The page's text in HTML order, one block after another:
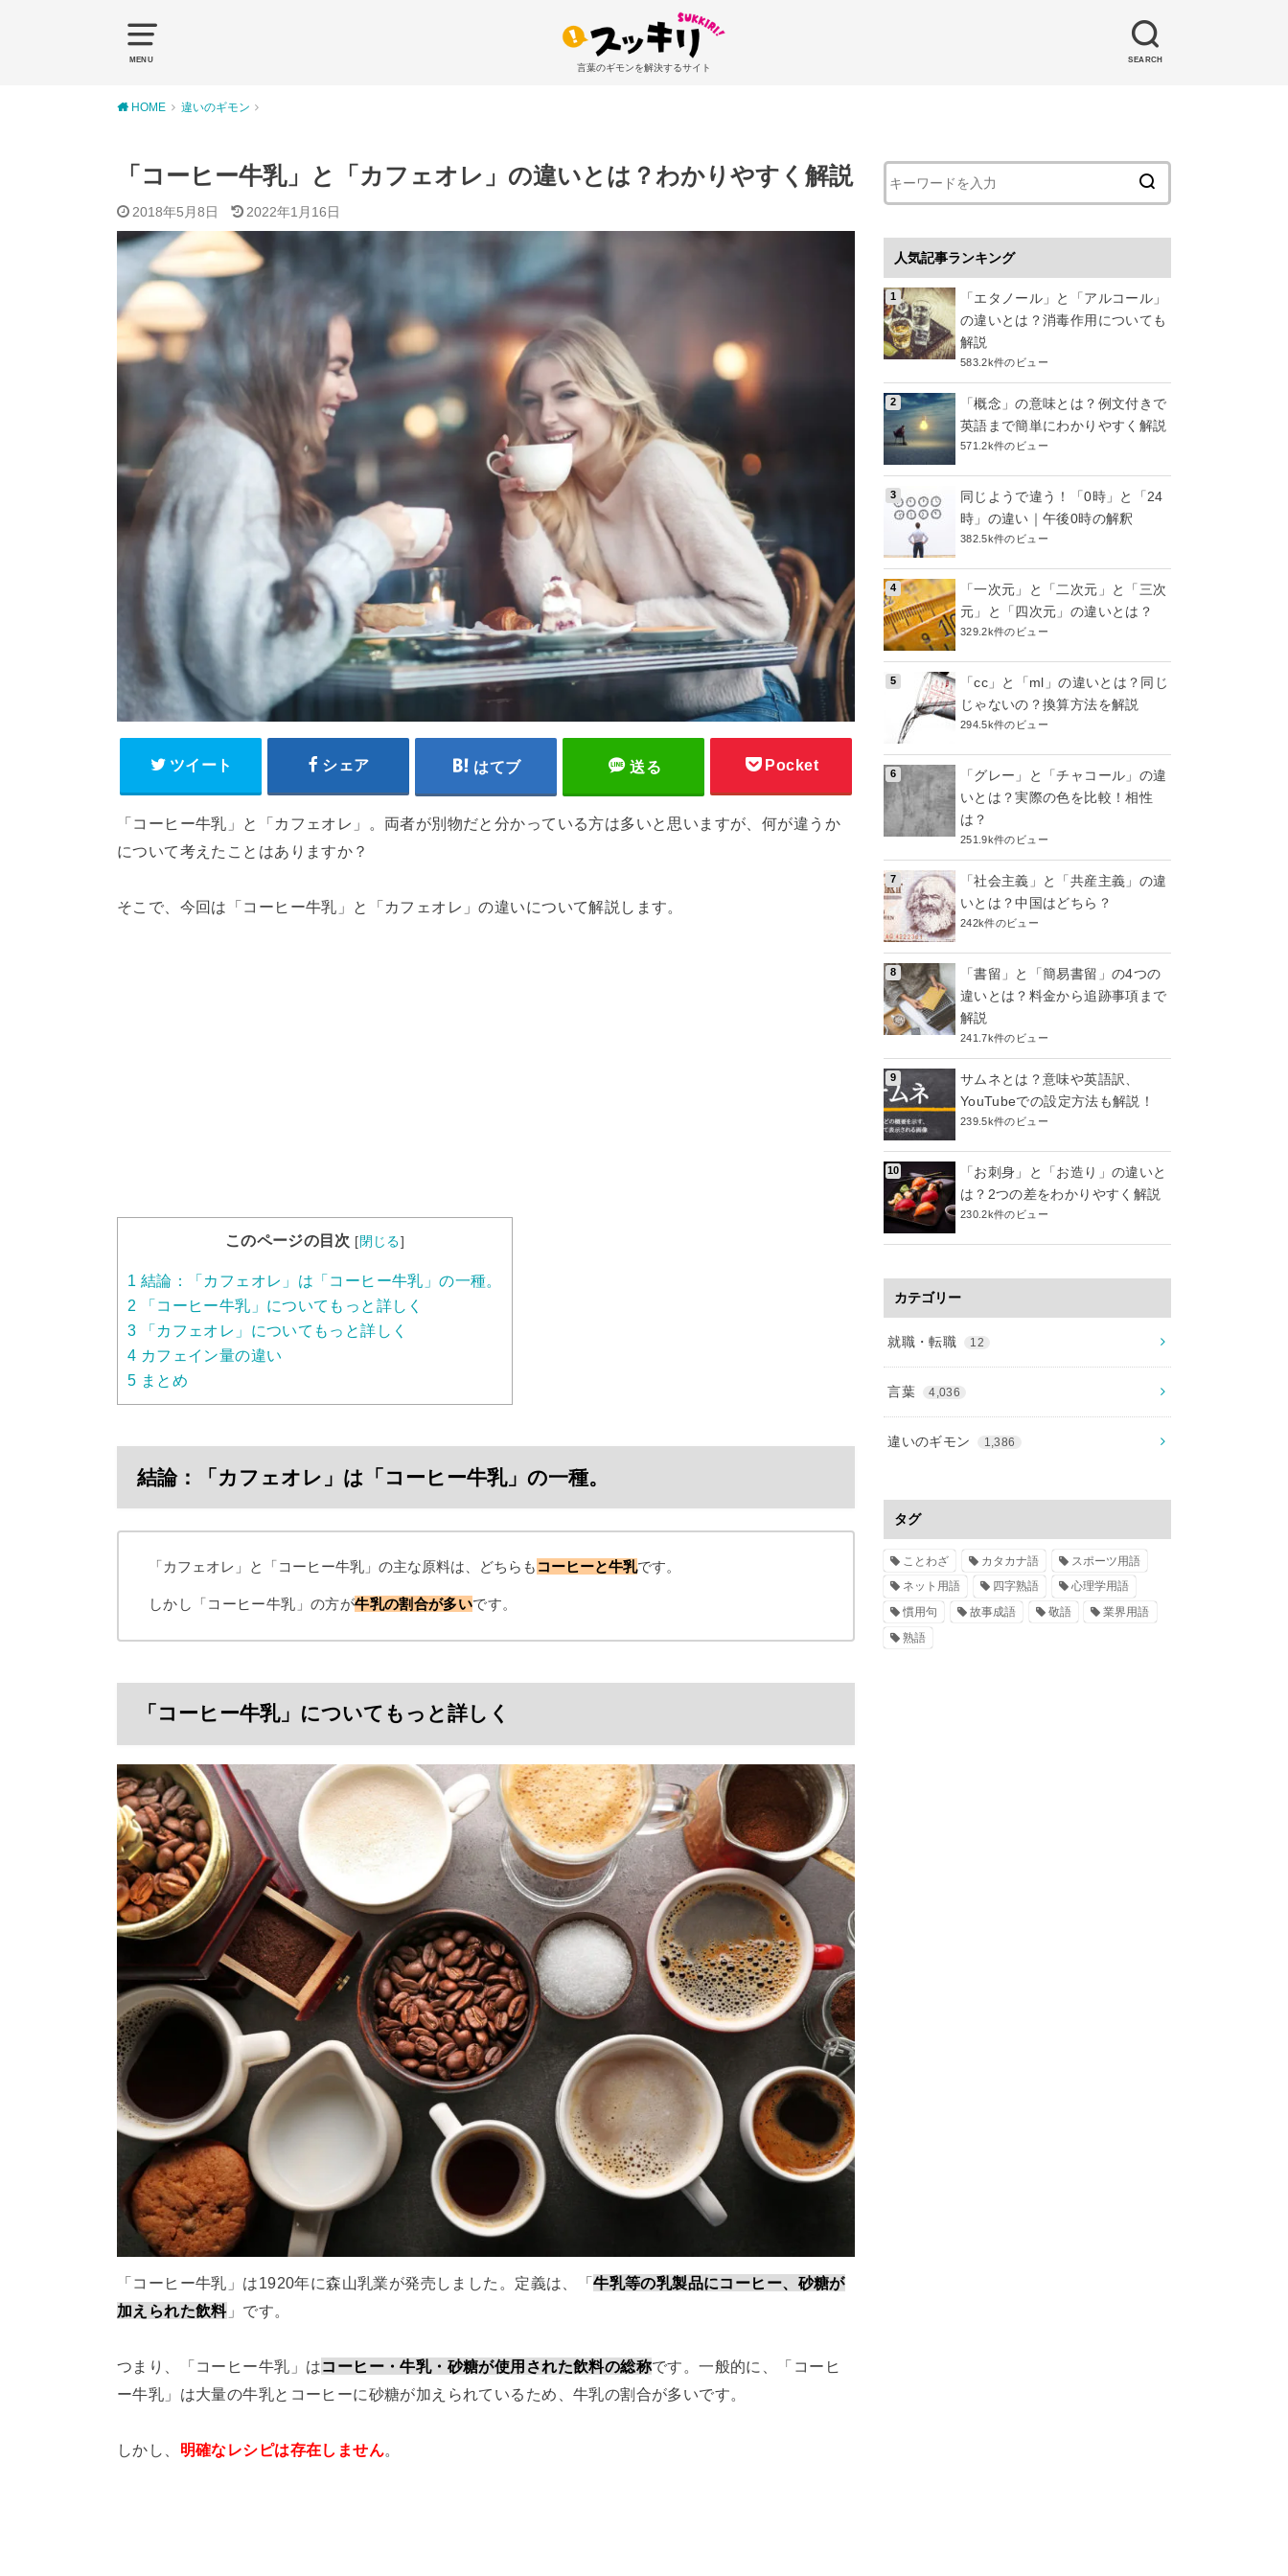
MENU SEARCH
言葉のギモンを解決するサイト
HOME 違いのギモン
「コーヒー牛乳」と「カフェオレ」の違いとは？わかりやすく解説
2018年5月8日 2022年1月16日
ツイート シェア はてブ 送る Pocket
「コーヒー牛乳」と「カフェオレ」。両者が別物だと分かっている方は多いと思いますが、何が違うか
について考えたことはありますか？
そこで、今回は「コーヒー牛乳」と「カフェオレ」の違いについて解説します。
このページの目次 [閉じる]
1 結論：「カフェオレ」は「コーヒー牛乳」の一種。
2 「コーヒー牛乳」についてもっと詳しく
3 「カフェオレ」についてもっと詳しく
4 カフェイン量の違い
5 まとめ
結論：「カフェオレ」は「コーヒー牛乳」の一種。
「カフェオレ」と「コーヒー牛乳」の主な原料は、どちらも コーヒーと牛乳です。
しかし「コーヒー牛乳」の方が牛乳の割合が多いです。
「コーヒー牛乳」についてもっと詳しく
「コーヒー牛乳」は1920年に森山乳業が発売しました。定義は、「牛乳等の乳製品にコーヒー、砂糖が
加えられた飲料」です。
つまり、「コーヒー牛乳」はコーヒー・牛乳・砂糖が使用された飲料の総称です。一般的に、「コーヒ
ー牛乳」は大量の牛乳とコーヒーに砂糖が加えられているため、牛乳の割合が多いです。
しかし、 明確なレシピは存在しません。
人気記事ランキング
「エタノール」と「アルコール」
の違いとは？消毒作用についても
解説
583.2k件のビュー
「概念」の意味とは？例文付きで
英語まで簡単にわかりやすく解説
571.2k件のビュー
同じようで違う！「0時」と「24
時」の違い｜午後0時の解釈
382.5k件のビュー
「一次元」と「二次元」と「三次
元」と「四次元」の違いとは？
329.2k件のビュー
「cc」と「ml」の違いとは？同じ
じゃないの？換算方法を解説
294.5k件のビュー
「グレー」と「チャコール」の違
いとは？実際の色を比較！相性
は？
251.9k件のビュー
「社会主義」と「共産主義」の違
いとは？中国はどちら？
242k件のビュー
「書留」と「簡易書留」の4つの
違いとは？料金から追跡事項まで
解説
241.7k件のビュー
サムネとは？意味や英語訳、
YouTubeでの設定方法も解説！
239.5k件のビュー
「お刺身」と「お造り」の違いと
は？2つの差をわかりやすく解説
230.2k件のビュー
カテゴリー
就職・転職 12
言葉 4,036
違いのギモン 1,386
タグ
ことわざ カタカナ語
スポーツ用語
ネット用語
四字熟語
心理学用語
慣用句
故事成語 敬語
業界用語
熟語